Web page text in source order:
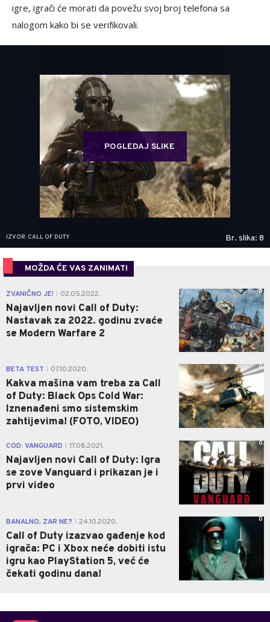
igre, igrači će morati da povežu svoj broj telefona sa
nalogom kako bi se verifikovali.
POGLEDAJ SLIKE
IZVOR: CALL OF DUTY Br. slika: 8
MOŽDA ĆE VAS ZANIMATI
ZVANIČNO JE! 02.05.2022.
Najavljen novi Call of Duty:
Nastavak za 2022. godinu zvaće
se Modern Warfare 2
0
BETA TEST 07.10.2020.
Kakva mašina vam treba za Call
of Duty: Black Ops Cold War:
Iznenađeni smo sistemskim
zahtijevima! (FOTO, VIDEO)
0
COD: VANGUARD 17.08.2021.
Najavljen novi Call of Duty: Igra
se zove Vanguard i prikazan je i
prvi video
0
BANALNO, ZAR NE? 24.10.2020.
Call of Duty izazvao gađenje kod
igrača: PC i Xbox neće dobiti istu
igru kao PlayStation 5, već će
čekati godinu dana!
0